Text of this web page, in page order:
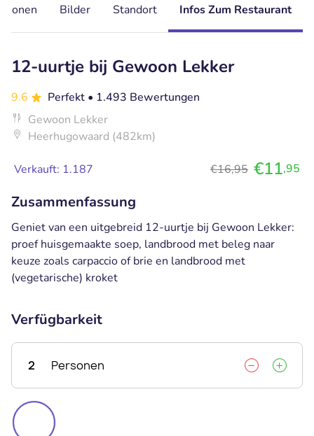
Bilder Standort Infos Zum Restaurant
12-uurtje bij Gewoon Lekker
9.6 Perfekt • 1.493 Bewertungen
Gewoon Lekker
Heerhugowaard (482km)
Verkauft: 1.187 €16,95 €11,95
Zusammenfassung
Geniet van een uitgebreid 12-uurtje bij Gewoon Lekker:
proef huisgemaakte soep, landbrood met beleg naar
keuze zoals carpaccio of brie en landbrood met
(vegetarische) kroket
Verfügbarkeit
2 Personen